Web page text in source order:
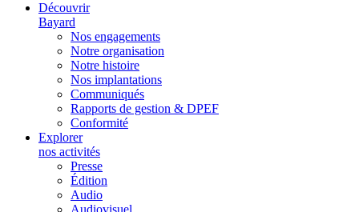
Découvrir
Bayard
Nos engagements
Notre organisation
Notre histoire
Nos implantations
Communiqués
Rapports de gestion & DPEF
Conformité
Explorer
nos activités
Presse
Édition
Audio